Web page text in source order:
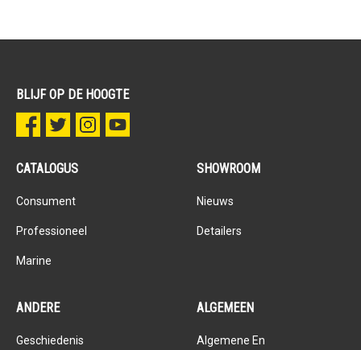
BLIJF OP DE HOOGTE
CATALOGUS
Consument
Professioneel
Marine
SHOWROOM
Nieuws
Detailers
ANDERE
Geschiedenis
ALGEMEEN
Algemene En